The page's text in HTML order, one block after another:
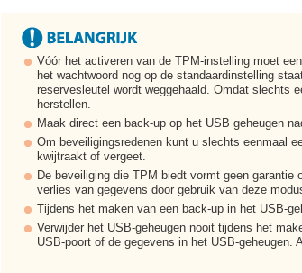
Vóór het activeren van de TPM-instelling moet
het wachtwoord nog op de standaardinstelling
reservesleutel wordt weggehaald. Omdat slechts
herstellen.
Maak direct een back-up op het USB geheugen
Om beveiligingsredenen kunt u slechts eenmaal
kwijtraakt of vergeet.
De beveiliging die TPM biedt vormt geen
verlies van gegevens door gebruik van deze
Tijdens het maken van een back-up in het USB-
Verwijder het USB-geheugen nooit tijdens het
USB-poort of de gegevens in het USB-